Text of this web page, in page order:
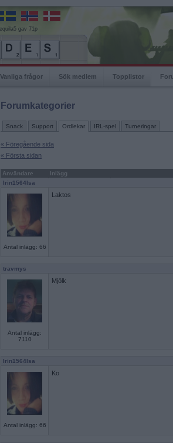
gav 71p
Vanliga frågor Sök medlem Topplistor
Forumkategorier
Snack Support Ordlekar IRL-spel Turneringar
« Föregående sida
« Första sidan
Användare
Inlägg
Irin1564Isa
Antal inlägg: 66
Laktos
travmys
Antal inlägg:
7110
Mjölk
Irin1564Isa
Antal inlägg: 66
Ko